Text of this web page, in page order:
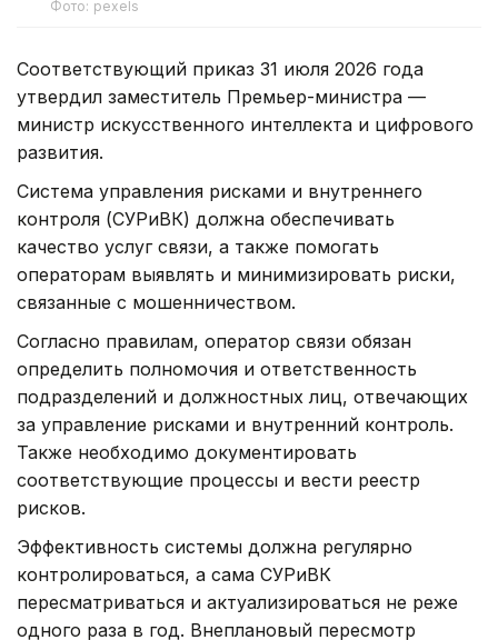
Фото: pexels
Соответствующий приказ 31 июля 2026 года
утвердил заместитель Премьер-министра —
министр искусственного интеллекта и цифрового
развития.
Система управления рисками и внутреннего
контроля (СУРиВК) должна обеспечивать
качество услуг связи, а также помогать
операторам выявлять и минимизировать риски,
связанные с мошенничеством.
Согласно правилам, оператор связи обязан
определить полномочия и ответственность
подразделений и должностных лиц, отвечающих
за управление рисками и внутренний контроль.
Также необходимо документировать
соответствующие процессы и вести реестр
рисков.
Эффективность системы должна регулярно
контролироваться, а сама СУРиВК
пересматриваться и актуализироваться не реже
одного раза в год. Внеплановый пересмотр